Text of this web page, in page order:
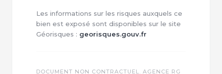
Les informations sur les risques auxquels ce
bien est exposé sont disponibles sur le site
Géorisques : georisques.gouv.fr
DOCUMENT NON CONTRACTUEL. AGENCE RG